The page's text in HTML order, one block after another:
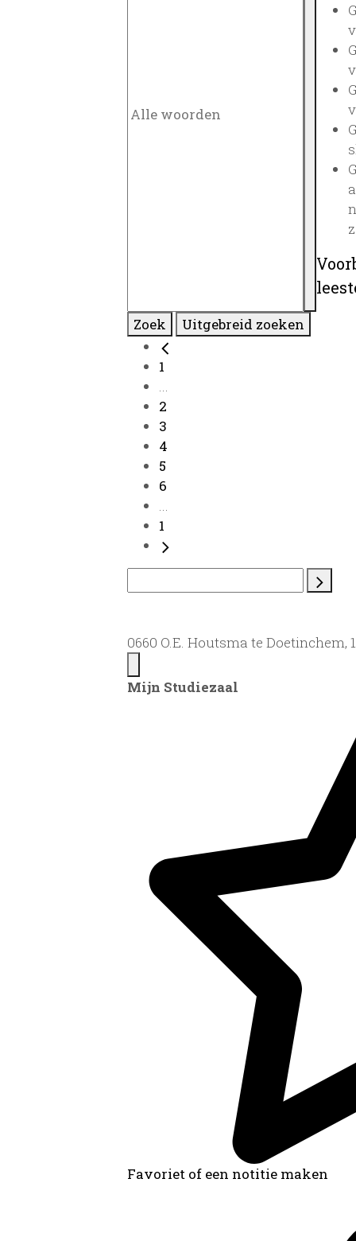
Zoek Uitgebreid zoeken
1
...
2
3
4
5
6
...
1
0660 O.E. Houtsma te Doetinchem,
Mijn Studiezaal
Favoriet of een notitie maken